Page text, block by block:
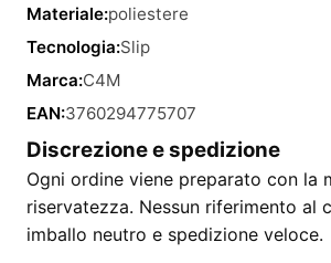
Materiale:poliestere
Tecnologia:Slip
Marca:C4M
EAN:3760294775707
Discrezione e spedizione
Ogni ordine viene preparato con la
riservatezza. Nessun riferimento al
imballo neutro e spedizione veloce.